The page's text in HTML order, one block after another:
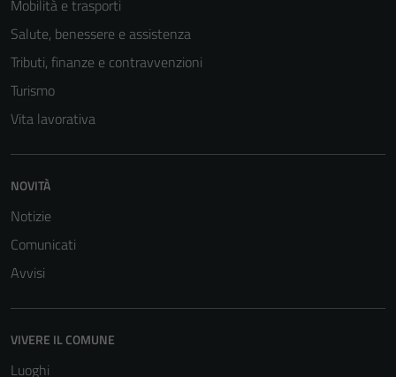
Mobilità e trasporti
Salute, benessere e assistenza
Tributi, finanze e contravvenzioni
Turismo
Vita lavorativa
NOVITÀ
Notizie
Comunicati
Avvisi
VIVERE IL COMUNE
Luoghi
Tecnici